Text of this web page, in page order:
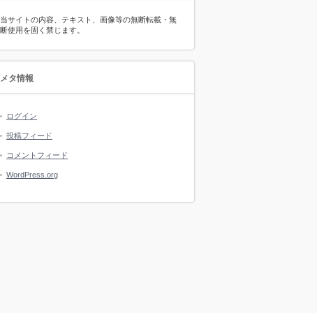
当サイトの内容、テキスト、画像等の無断転載・無
断使用を固く禁じます。
メタ情報
ログイン
投稿フィード
コメントフィード
WordPress.org